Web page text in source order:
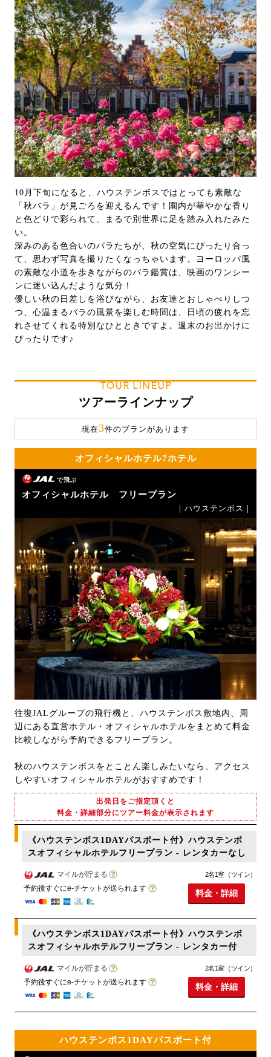
10月下旬になると、ハウステンボスではとっても素敵な
「秋バラ」が見ごろを迎えるんです！園内が華やかな香り
と色どりで彩られて、まるで別世界に足を踏み入れたみた
い。
深みのある色合いのバラたちが、秋の空気にぴったり合っ
て、思わず写真を撮りたくなっちゃいます。ヨーロッパ風
の素敵な小道を歩きながらのバラ鑑賞は、映画のワンシー
ンに迷い込んだような気分！
優しい秋の日差しを浴びながら、お友達とおしゃべりしつ
つ、心温まるバラの風景を楽しむ時間は、日頃の疲れを忘
れさせてくれる特別なひとときですよ。週末のお出かけに
ぴったりです♪
TOUR LINEUP
ツアーラインナップ
現在3件のプランがあります
オフィシャルホテル7ホテル
で飛ぶ
オフィシャルホテル フリープラン
｜ハウステンボス｜
往復JALグループの飛行機と、ハウステンボス敷地内、周
辺にある直営ホテル・オフィシャルホテルをまとめて料金
比較しながら予約できるフリープラン。
秋のハウステンボスをとことん楽しみたいなら、アクセス
しやすいオフィシャルホテルがおすすめです！
出発日をご指定頂くと
料金・詳細部分にツアー料金が表示されます
《ハウステンボス1DAYパスポート付》ハウステンボ
スオフィシャルホテルフリープラン - レンタカーなし
マイルが貯まる
予約後すぐにe-チケットが送られます
2名1室（ツイン）
料金・詳細
《ハウステンボス1DAYパスポート付》ハウステンボ
スオフィシャルホテルフリープラン - レンタカー付
マイルが貯まる
予約後すぐにe-チケットが送られます
2名1室（ツイン）
料金・詳細
ハウステンボス1DAYパスポート付